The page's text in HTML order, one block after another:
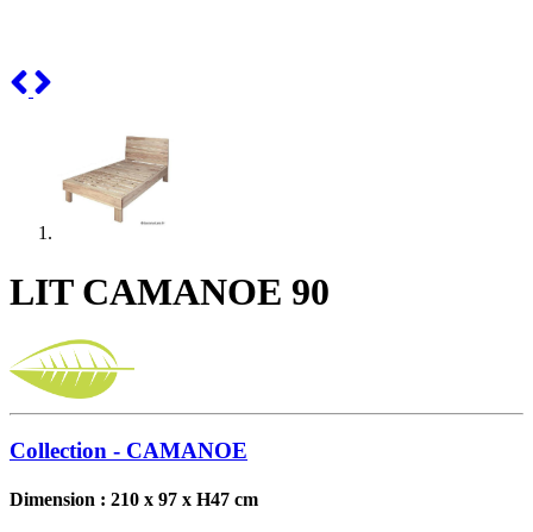
Previous
LIT CAMANOE 90
Collection - CAMANOE
Dimension : 210 x 97 x H47 cm